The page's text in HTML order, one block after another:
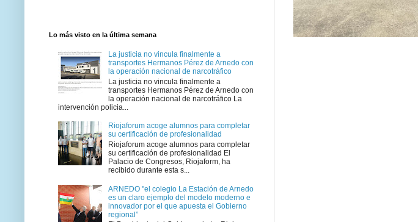
Lo más visto en la última semana
La justicia no vincula finalmente a
transportes Hermanos Pérez de Arnedo con
la operación nacional de narcotráfico
La justicia no vincula finalmente a
transportes Hermanos Pérez de Arnedo con
la operación nacional de narcotráfico La
intervención policia...
Riojaforum acoge alumnos para completar
su certificación de profesionalidad
Riojaforum acoge alumnos para completar
su certificación de profesionalidad El
Palacio de Congresos, Riojaform, ha
recibido durante esta s...
ARNEDO "el colegio La Estación de Arnedo
es un claro ejemplo del modelo moderno e
innovador por el que apuesta el Gobierno
regional”